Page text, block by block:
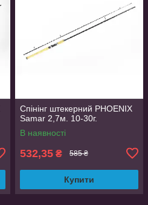
Спінінг штекерний PHOENIX
Samar 2,7м. 10-30г.
В наявності
532,35 ₴ 585 ₴
Купити